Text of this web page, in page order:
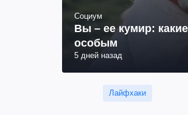
Социум
Вы – ее кумир:
особым
5 дней назад
Лайфхаки